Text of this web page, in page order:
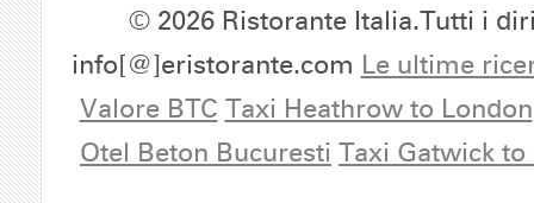
© 2026 Ristorante Italia.Tutti i
info[@]eristorante.com Le ultime
Valore BTC Taxi Heathrow to London
Otel Beton Bucuresti Taxi Gatwick to